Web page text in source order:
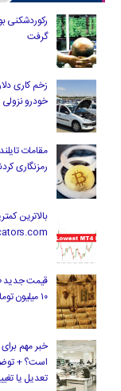
گرفت
زخم کاری
خودرو
رمزنگاری
۱۰ میلیون تومان تکان خورد
خبر مهم
است؟ +
تعدیل یا